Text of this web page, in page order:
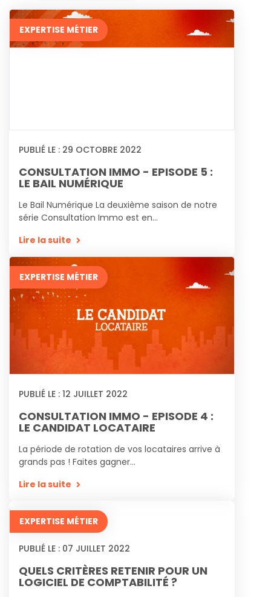
CONSULTATION IMMO - EPISODE 5 :
LE BAIL NUMÉRIQUE
PUBLIÉ LE : 29 OCTOBRE 2022
EXPERTISE MÉTIER
Le Bail Numérique La deuxième saison de notre
série Consultation Immo est en...
Lire la suite
CONSULTATION IMMO - EPISODE 4 :
LE CANDIDAT LOCATAIRE
PUBLIÉ LE : 12 JUILLET 2022
EXPERTISE MÉTIER
La période de rotation de vos locataires arrive à
grands pas ! Faites gagner...
Lire la suite
QUELS CRITÈRES RETENIR POUR UN
LOGICIEL DE COMPTABILITÉ ?
PUBLIÉ LE : 07 JUILLET 2022
EXPERTISE MÉTIER